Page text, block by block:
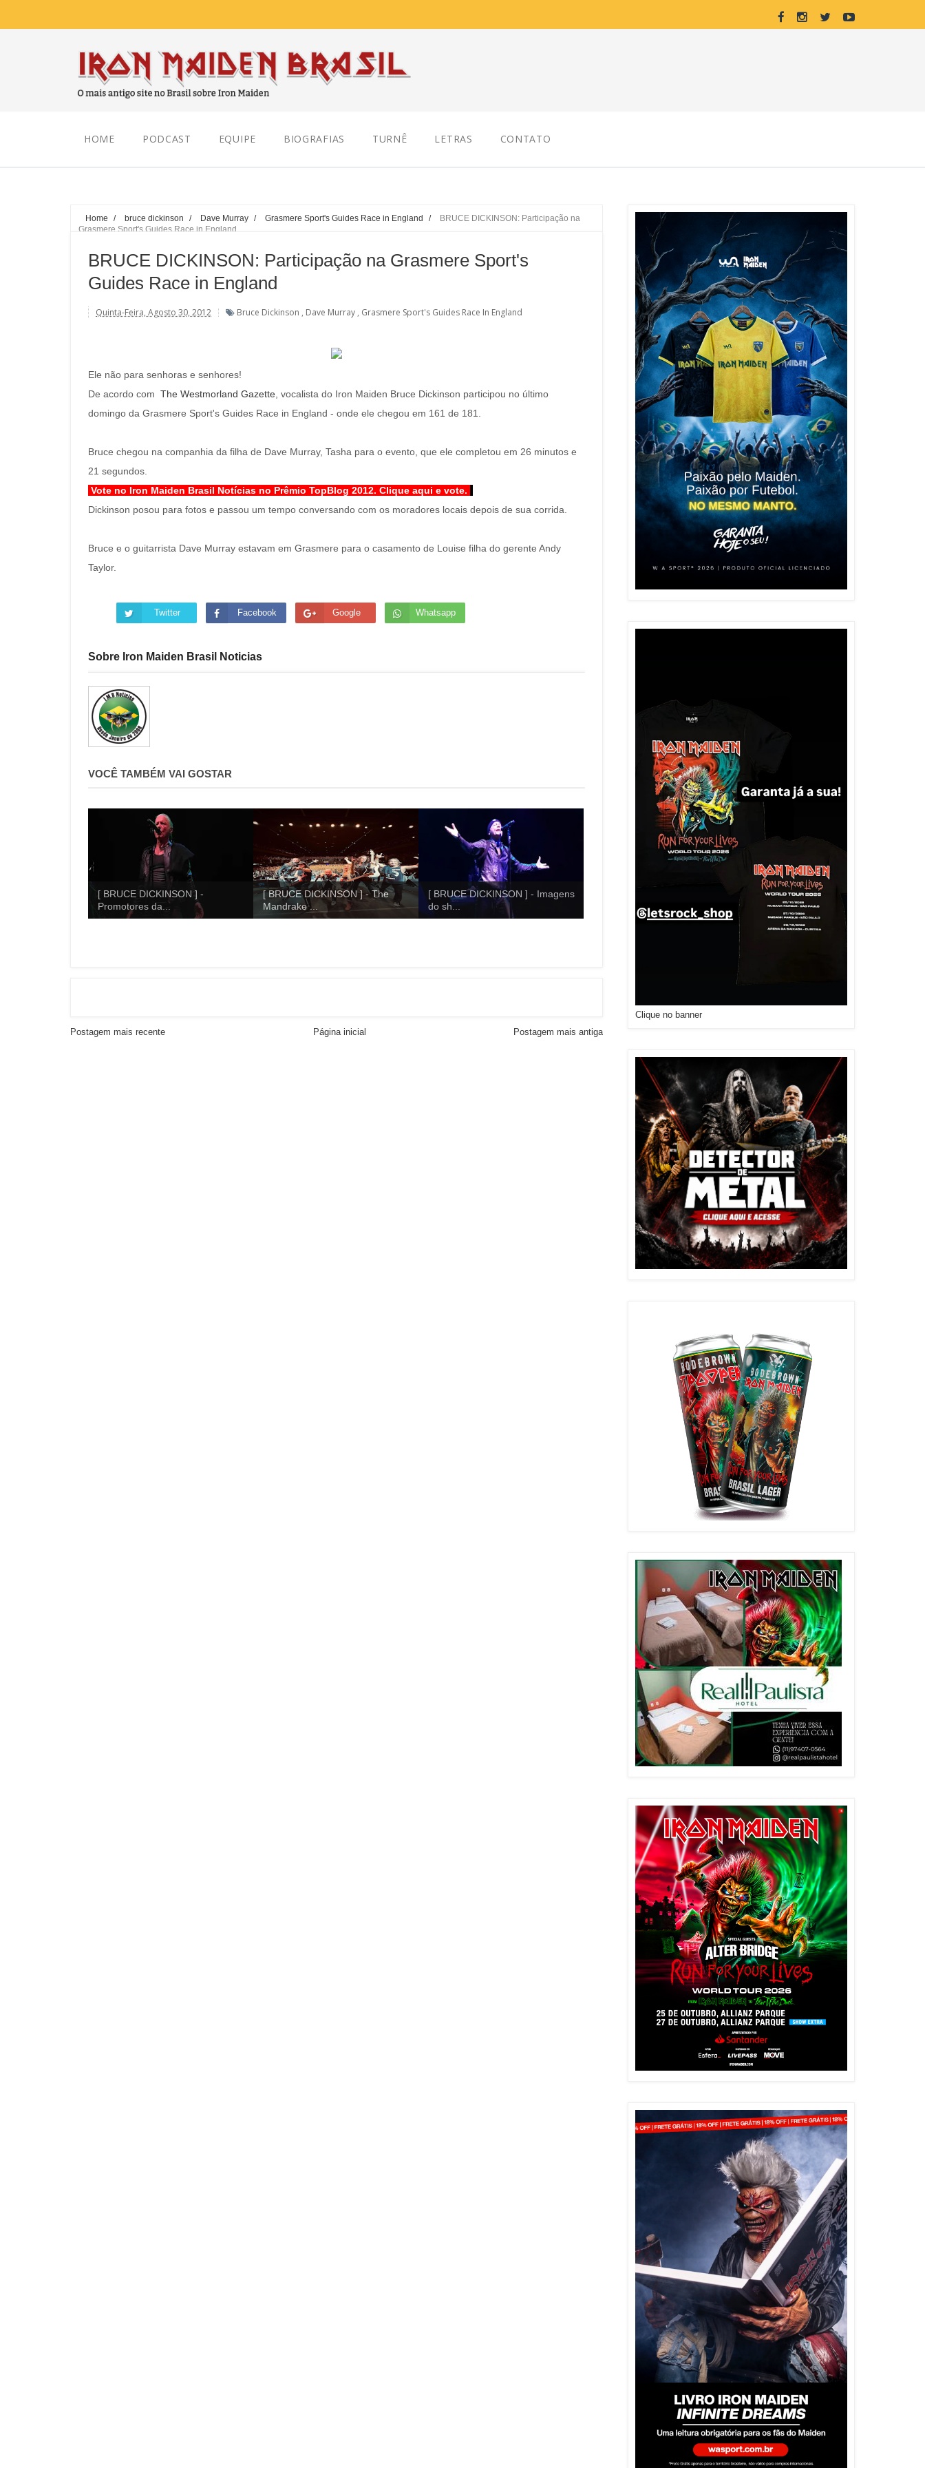
HOME PODCAST EQUIPE BIOGRAFIAS TURNÊ LETRAS CONTATO
Home / bruce dickinson / Dave Murray / Grasmere Sport's Guides Race in England /
BRUCE DICKINSON: Participação na
Grasmere Sport's Guides Race in England
BRUCE DICKINSON: Participação na Grasmere Sport's
Guides Race in England
Quinta-Feira, Agosto 30, 2012 Bruce Dickinson , Dave Murray , Grasmere Sport's Guides Race In England
Ele não para senhoras e senhores!
De acordo com The Westmorland Gazette , vocalista do Iron Maiden Bruce Dickinson participou no último
domingo da Grasmere Sport's Guides Race in England - onde ele chegou em 161 de 181.
Bruce chegou na companhia da filha de Dave Murray, Tasha para o evento, que ele completou em 26 minutos e
21 segundos.
Vote no Iron Maiden Brasil Notícias no Prêmio TopBlog 2012. Clique aqui e vote.
Dickinson posou para fotos e passou um tempo conversando com os moradores locais depois de sua corrida.
Bruce e o guitarrista Dave Murray estavam em Grasmere para o casamento de Louise filha do gerente Andy
Taylor.
Twitter Facebook Google Whatsapp
Sobre Iron Maiden Brasil Noticias
VOCÊ TAMBÉM VAI GOSTAR
[ BRUCE DICKINSON ] -
Promotores da...
[ BRUCE DICKINSON ] - The
Mandrake ...
[ BRUCE DICKINSON ] - Imagens
do sh...
Postagem mais recente Postagem mais antiga
Página inicial
Clique no banner